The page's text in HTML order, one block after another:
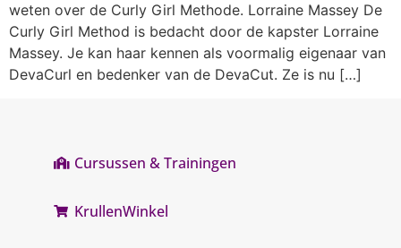
weten over de Curly Girl Methode. Lorraine Massey De
Curly Girl Method is bedacht door de kapster Lorraine
Massey. Je kan haar kennen als voormalig eigenaar van
DevaCurl en bedenker van de DevaCut. Ze is nu […]
Cursussen & Trainingen
KrullenWinkel